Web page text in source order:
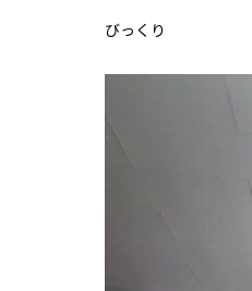
びっくり